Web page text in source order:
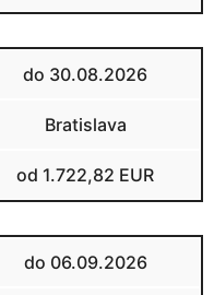
do 30.08.2026
Bratislava
od 1.722,82 EUR
do 06.09.2026